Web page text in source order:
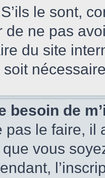
le sont,
de ne pas
du site
soit
besoin de
pas le faire, il
que vous